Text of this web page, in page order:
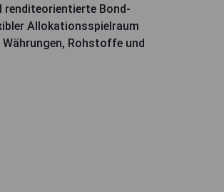
renditeorientierte Bond-
Allokationsspielraum
Währungen, Rohstoffe und